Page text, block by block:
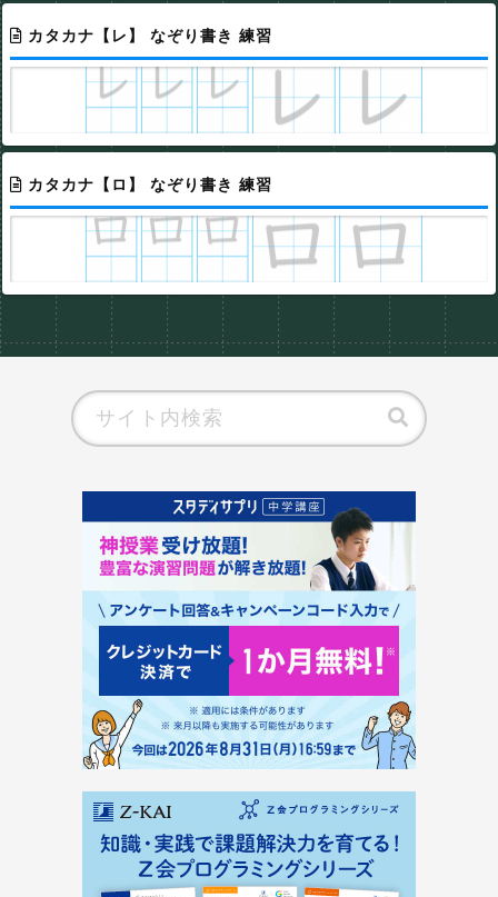
カタカナ【レ】 なぞり書き 練習
カタカナ【ロ】 なぞり書き 練習